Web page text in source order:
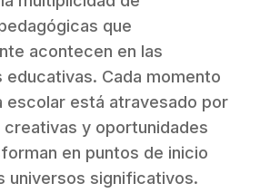
que
acontecen en las
educativas. Cada momento
escolar está atravesado por
y oportunidades
en puntos de inicio
universos significativos.